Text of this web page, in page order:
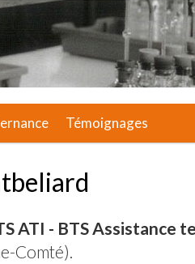
Témoignages
ATI - BTS Assistance
Comté).